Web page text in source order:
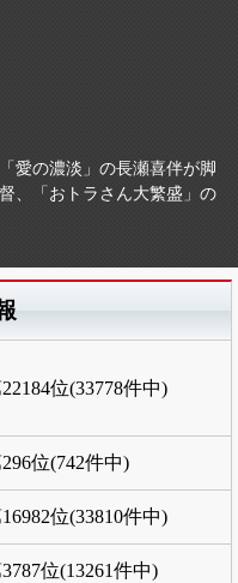
愛の濃淡」の長瀬喜伴が脚
、「おトラさん大繁盛」の
位(33778件中)
位(742件中)
位(33810件中)
位(13261件中)